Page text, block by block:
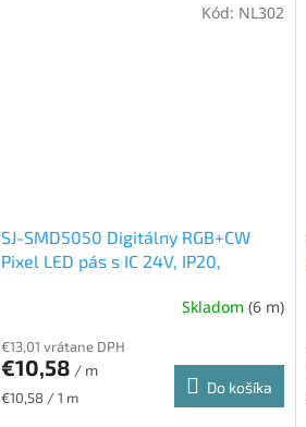
SJ-SMD5050 Digitálny RGB+CW
Pixel LED pás s IC 24V, IP20,
Skladom (6 m)
€13,01 vrátane DPH
€10,58 / m
Jednotková
€10,58 / 1 m
Do košíka
Kód: NL302